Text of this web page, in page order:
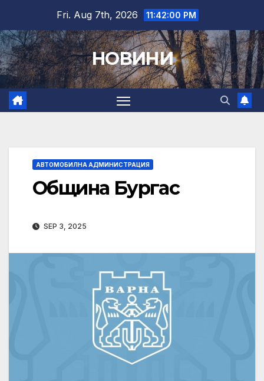
content
Fri. Aug 7th, 2026 11:42:01 PM
НОВИНИ
АВТОМОБИЛНА АДМИНИСТРАЦИЯ
Община Бургас
SEP 3, 2025